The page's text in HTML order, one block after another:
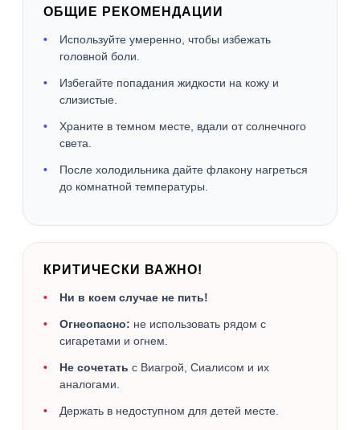
ОБЩИЕ РЕКОМЕНДАЦИИ
Используйте умеренно, чтобы избежать
головной боли.
Избегайте попадания жидкости на кожу и
слизистые.
Храните в темном месте, вдали от солнечного
света.
После холодильника дайте флакону нагреться
до комнатной температуры.
КРИТИЧЕСКИ ВАЖНО!
Ни в коем случае не пить!
Огнеопасно: не использовать рядом с
сигаретами и огнем.
Не сочетать с Виагрой, Сиалисом и их
аналогами.
Держать в недоступном для детей месте.